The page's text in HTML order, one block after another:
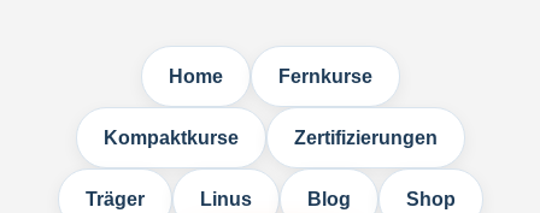
Home Fernkurse
Kompaktkurse Zertifizierungen
Träger Linus Blog Shop